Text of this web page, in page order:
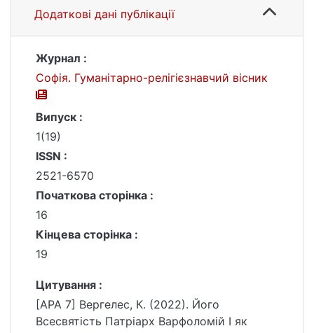
Додаткові дані публікації
Журнал :
Софія. Гуманітарно-релігієзнавчий вісник
Випуск :
1(19)
ISSN :
2521-6570
Початкова сторінка :
16
Кінцева сторінка :
19
Цитування :
[APA 7] Вергелес, К. (2022). Його
Всесвятість Патріарх Варфоломій І як